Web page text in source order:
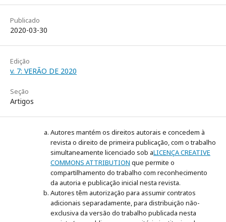
Publicado
2020-03-30
Edição
v. 7: VERÃO DE 2020
Seção
Artigos
Autores mantém os direitos autorais e concedem à
revista o direito de primeira publicação, com o trabalho
simultaneamente licenciado sob aLICENÇA CREATIVE
COMMONS ATTRIBUTION que permite o
compartilhamento do trabalho com reconhecimento
da autoria e publicação inicial nesta revista.
Autores têm autorização para assumir contratos
adicionais separadamente, para distribuição não-
exclusiva da versão do trabalho publicada nesta